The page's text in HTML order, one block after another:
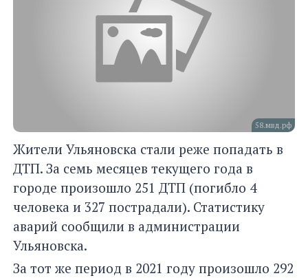
58.мвд.рф
Жители Ульяновска стали реже попадать в
ДТП. За семь месяцев текущего года в
городе произошло 251 ДТП (погибло 4
человека и 327 пострадали). Статистику
аварий сообщили в администрации
Ульяновска.
За тот же период в 2021 году произошло 292